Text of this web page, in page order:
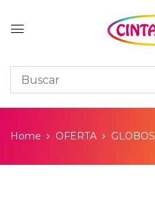
Home OFERTA GLOBOS